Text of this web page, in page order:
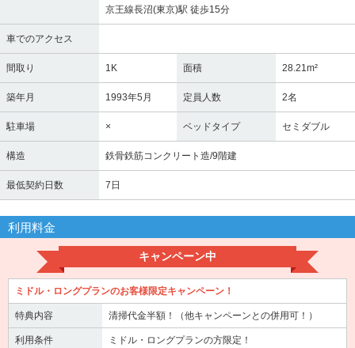
京王線長沼(東京)駅 徒歩15分
車でのアクセス
間取り 1K 面積 28.21m²
築年月 1993年5月 定員人数 2名
駐車場 × ベッドタイプ セミダブル
構造 鉄骨鉄筋コンクリート造/9階建
最低契約日数 7日
利用料金
キャンペーン中
ミドル・ロングプランのお客様限定キャンペーン！
特典内容 清掃代金半額！（他キャンペーンとの併用可！）
利用条件 ミドル・ロングプランの方限定！